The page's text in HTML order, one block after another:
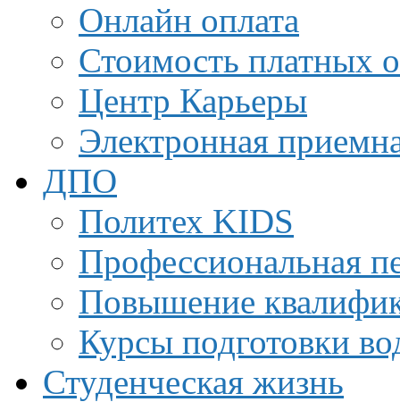
Онлайн оплата
Стоимость платных
Центр Карьеры
Электронная
ДПО
Политех KIDS
Профессиональная
Повышение
Курсы подготовки
Студенческая жизнь